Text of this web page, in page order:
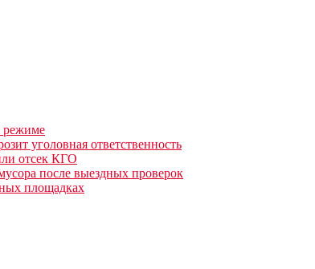
режиме
уголовная ответственность
отсек КГО
после выездных проверок
площадках